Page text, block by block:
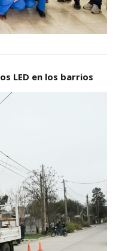
LED en los barrios